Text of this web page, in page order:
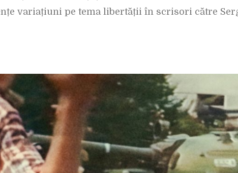
variațiuni pe tema libertății în scrisori către